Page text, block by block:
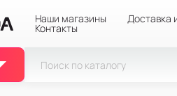
Наши магазины Доставка
Контакты